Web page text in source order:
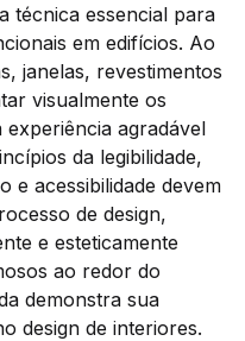
técnica essencial para
em edifícios. Ao
janelas, revestimentos
visualmente os
agradável
da legibilidade,
e acessibilidade devem
de design,
e esteticamente
ao redor do
demonstra sua
design de interiores.